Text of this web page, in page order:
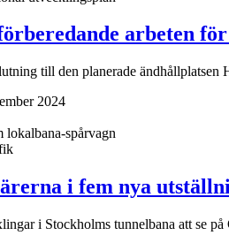
arbeten
till den planerade ändhållplatsen
2024
lokalbana-spårvagn
i fem nya
i Stockholms tunnelbana att se